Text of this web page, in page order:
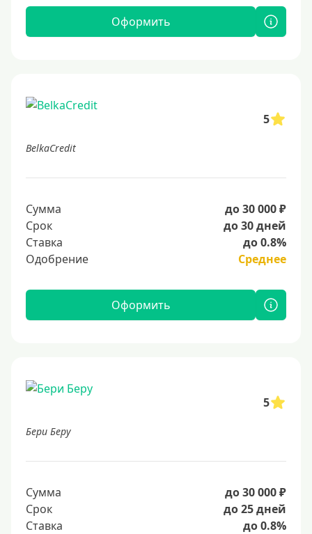
Оформить
5
BelkaCredit
Сумма
до 30 000 ₽
Срок
до 30 дней
Ставка
до 0.8%
Одобрение
Среднее
Оформить
5
Бери Беру
Сумма
до 30 000 ₽
Срок
до 25 дней
Ставка
до 0.8%